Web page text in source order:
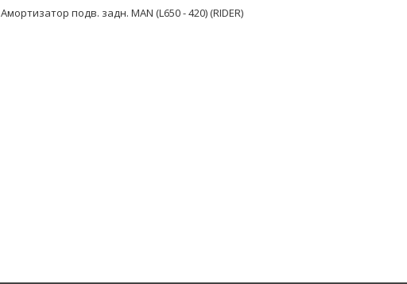
Амортизатор подв. задн. MAN (L650 - 420) (RIDER)